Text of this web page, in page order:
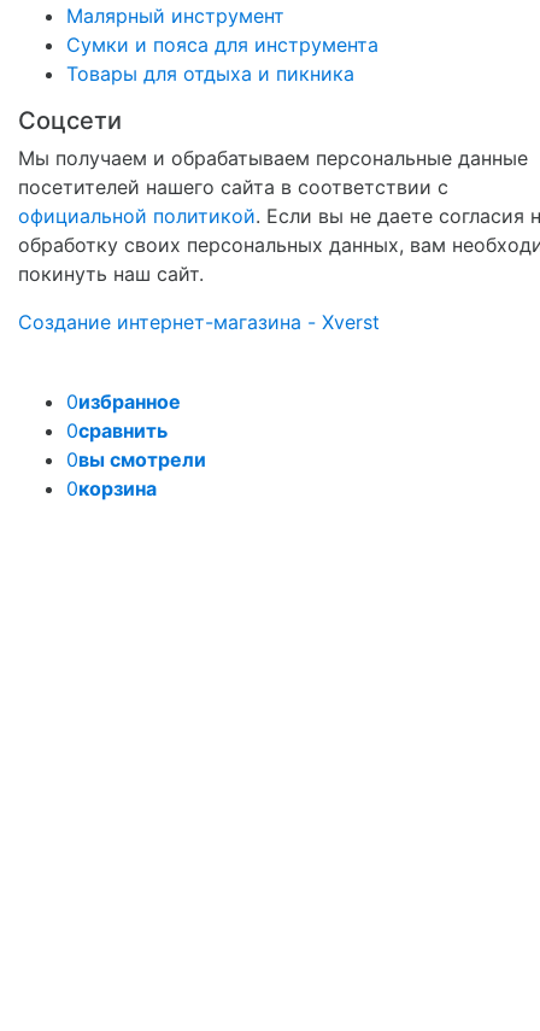
Малярный инструмент
Сумки и пояса для инструмента
Товары для отдыха и пикника
Соцсети
Мы получаем и обрабатываем персональные данные
посетителей нашего сайта в соответствии с
официальной политикой. Если вы не даете согласия
обработку своих персональных данных, вам
покинуть наш сайт.
Создание интернет-магазина - Xverst
0избранное
0сравнить
0вы смотрели
0корзина